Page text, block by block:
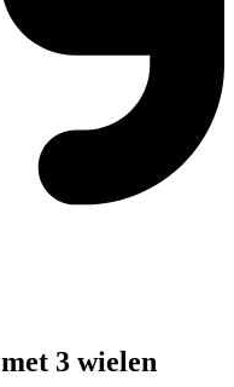
3 wielen